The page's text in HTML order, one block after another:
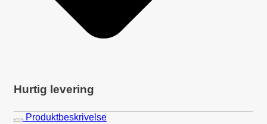
Hurtig levering
Produktbeskrivelse